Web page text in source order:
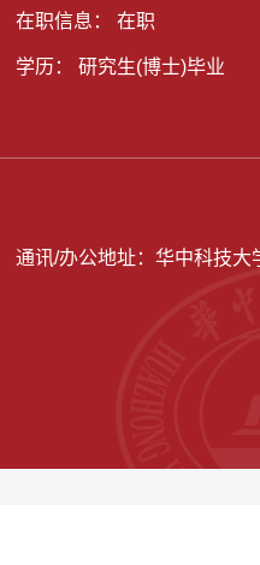
在职信息： 在职
学历： 研究生(博士)毕业
通讯/办公地址：华中科技大